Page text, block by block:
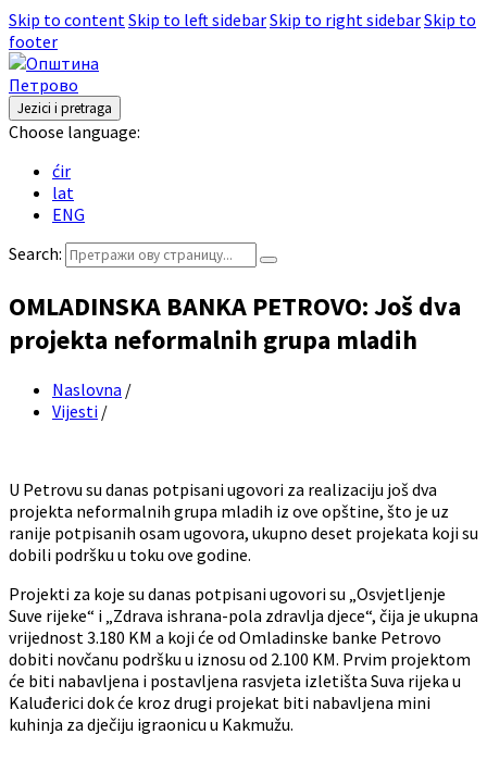
Skip to contentSkip to left sidebarSkip to right sidebarSkip to
footer
Jezici i pretraga
Choose language:
ćir
lat
ENG
Search:
OMLADINSKA BANKA PETROVO: Još dva
projekta neformalnih grupa mladih
Naslovna /
Vijesti /
U Petrovu su danas potpisani ugovori za realizaciju još dva
projekta neformalnih grupa mladih iz ove opštine, što je uz
ranije potpisanih osam ugovora, ukupno deset projekata koji su
dobili podršku u toku ove godine.
Projekti za koje su danas potpisani ugovori su „Osvjetljenje
Suve rijeke“ i „Zdrava ishrana-pola zdravlja djece“, čija je ukupna
vrijednost 3.180 KM a koji će od Omladinske banke Petrovo
dobiti novčanu podršku u iznosu od 2.100 KM. Prvim projektom
će biti nabavljena i postavljena rasvjeta izletišta Suva rijeka u
Kaluđerici dok će kroz drugi projekat biti nabavljena mini
kuhinja za dječiju igraonicu u Kakmužu.